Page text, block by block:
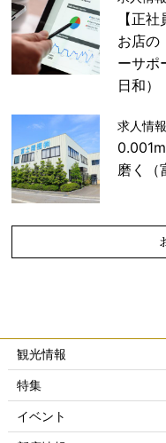
【正
お店の
ーサポ
日和）
求人情報
磨く（
観光情報
特集
イベント